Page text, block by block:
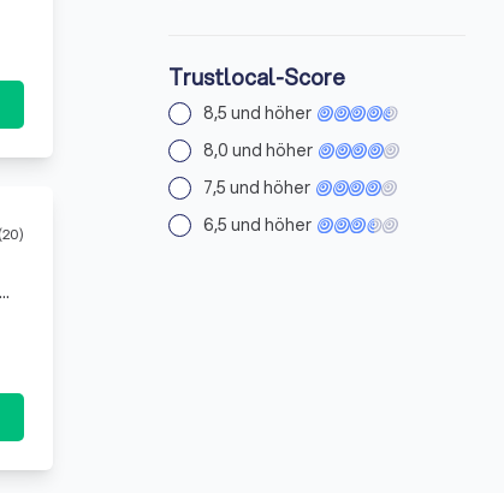
(20)
Trustlocal-Score
8,5 und höher
8,0 und höher
7,5 und höher
6,5 und höher